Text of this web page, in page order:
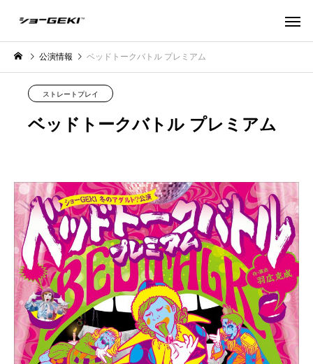
公演情報 ベッドトークバトル プレミアム
ストレートプレイ
ベッドトークバトル プレミアム